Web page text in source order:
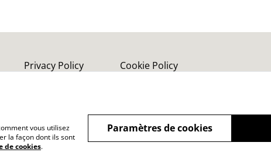
Privacy Policy Cookie Policy
vous utilisez
la façon dont ils sont
de cookies.
Paramètres de cookies